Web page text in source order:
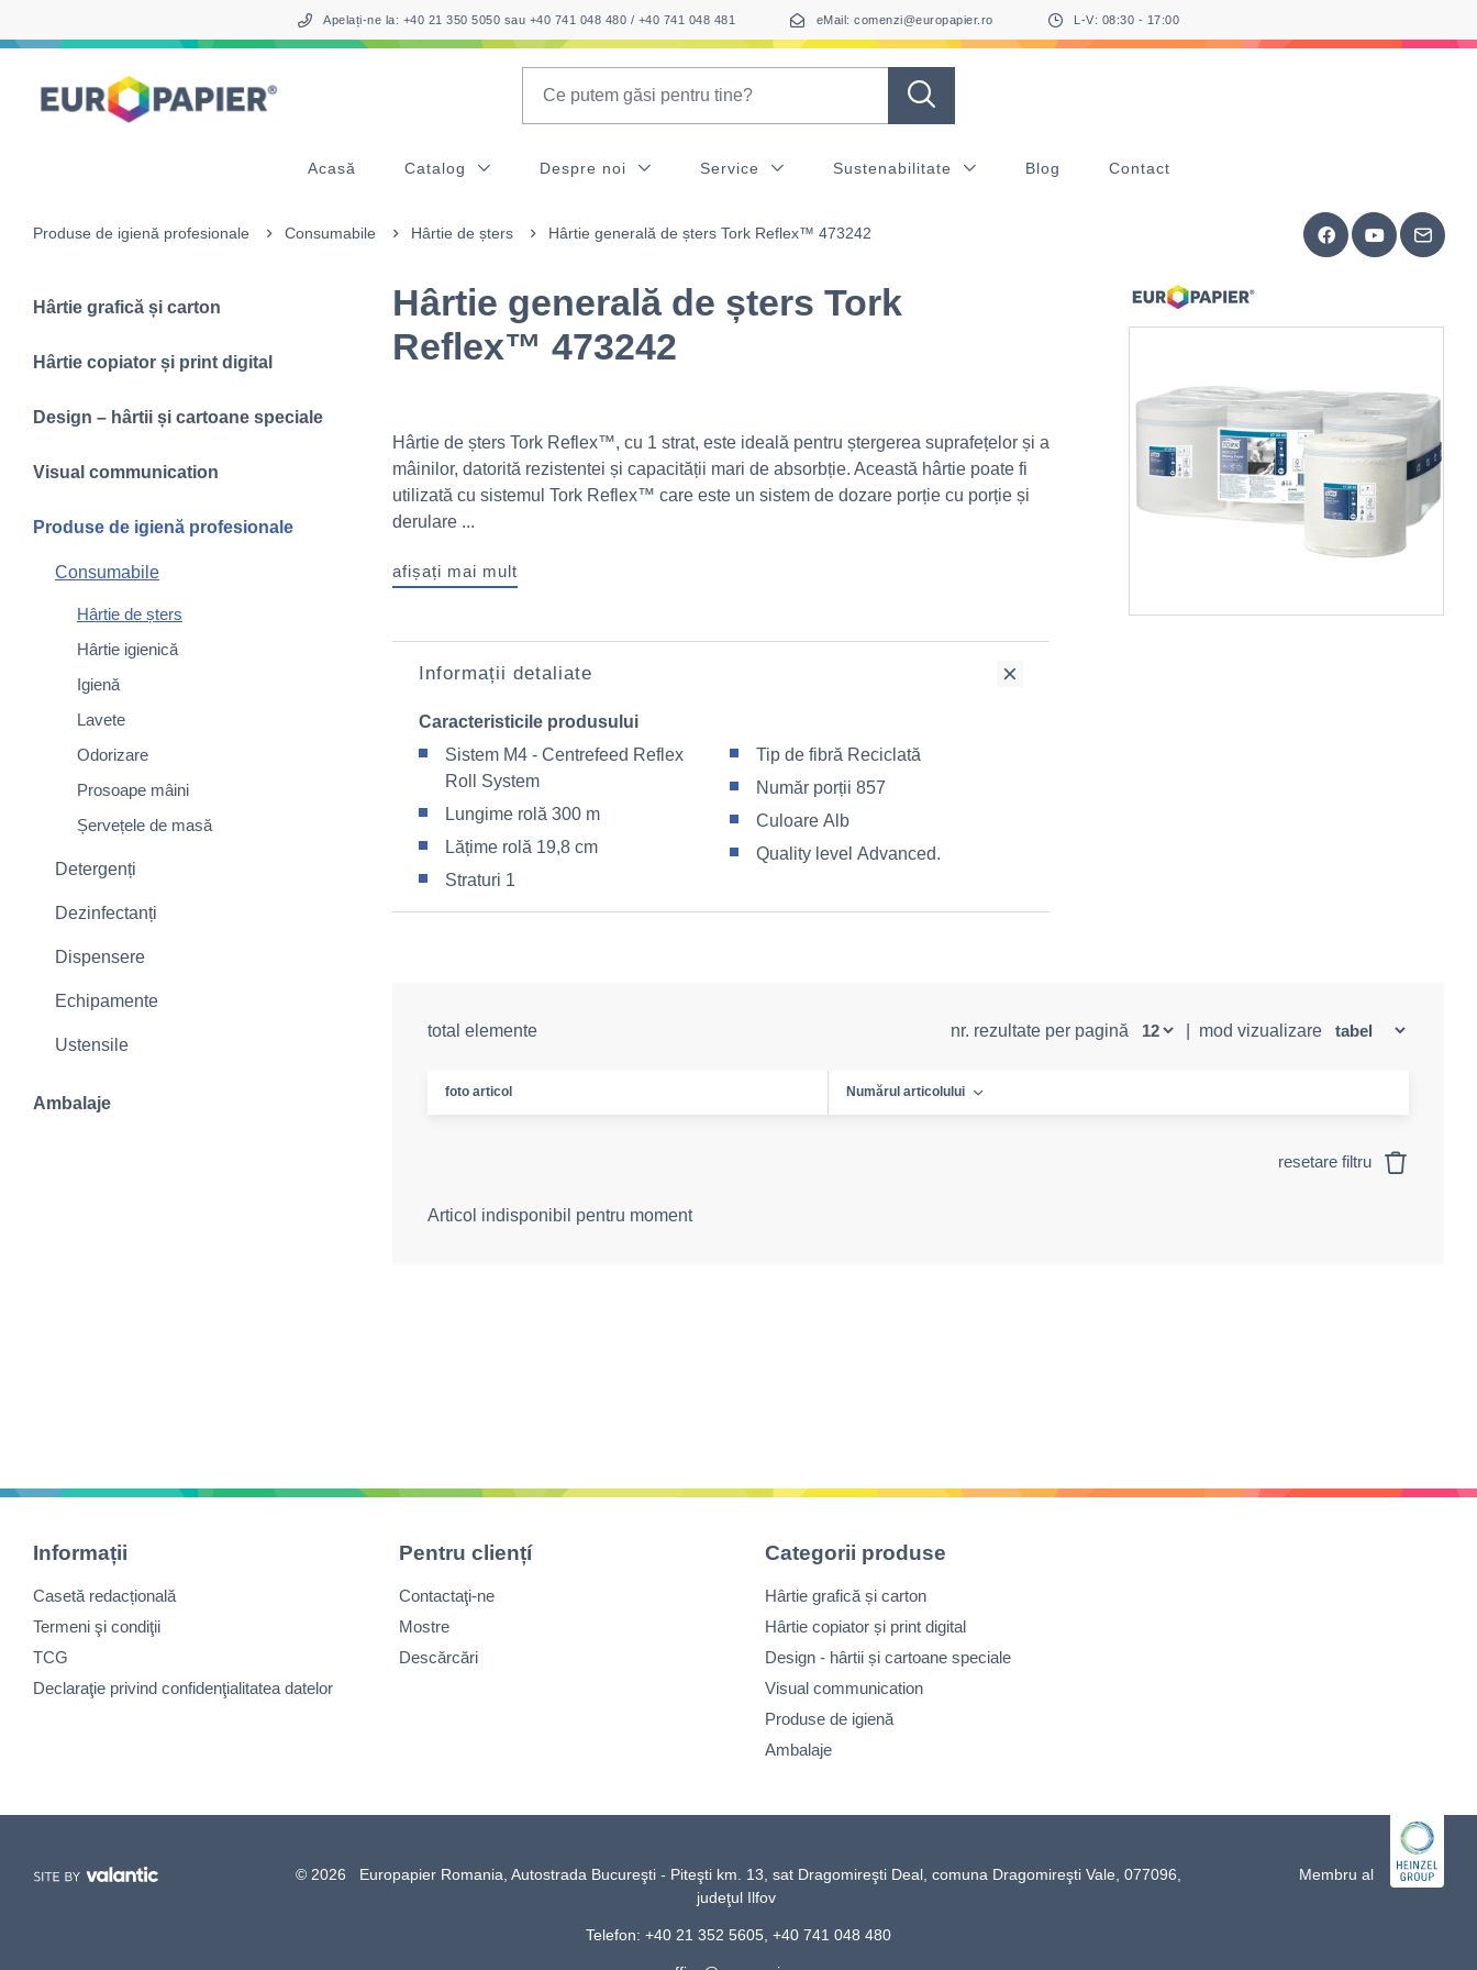
Apelați-ne la: +40 21 350 5050 sau +40 741 048 480 / +40 741 048 481 eMail: comenzi@europapier.ro L-V: 08:30 - 17:00
Acasă Catalog Despre noi Service Sustenabilitate Blog Contact
Produse de igienă profesionale Consumabile Hârtie de șters Hârtie generală de șters Tork Reflex™ 473242
Hârtie grafică și carton
Hârtie copiator și print digital
Design – hârtii și cartoane speciale
Visual communication
Produse de igienă profesionale
Consumabile
Hârtie de șters
Hârtie igienică
Igienă
Lavete
Odorizare
Prosoape mâini
Șervețele de masă
Detergenți
Dezinfectanți
Dispensere
Echipamente
Ustensile
Ambalaje
Hârtie generală de șters Tork
Reflex™ 473242
Hârtie de șters Tork Reflex™, cu 1 strat, este ideală pentru ștergerea suprafețelor și a
mâinilor, datorită rezistentei și capacității mari de absorbție. Această hârtie poate fi
utilizată cu sistemul Tork Reflex™ care este un sistem de dozare porție cu porție și
derulare ...
afișați mai mult
Informații detaliate
Caracteristicile produsului
Sistem M4 - Centrefeed Reflex
Roll System
Lungime rolă 300 m
Lățime rolă 19,8 cm
Straturi 1
Tip de fibră Reciclată
Număr porții 857
Culoare Alb
Quality level Advanced.
total elemente nr. rezultate per pagină mod vizualizare
foto articol Numărul articolului
resetare filtru
Articol indisponibil pentru moment
Informații
Casetă redacțională
Termeni şi condiţii
TCG
Declaraţie privind confidenţialitatea datelor
Pentru cliențí
Contactaţi-ne
Mostre
Descărcări
Categorii produse
Hârtie grafică și carton
Hârtie copiator și print digital
Design - hârtii și cartoane speciale
Visual communication
Produse de igienă
Ambalaje
© 2026 Europapier Romania, Autostrada Bucureşti - Piteşti km. 13, sat Dragomireşti Deal, comuna Dragomireşti Vale, 077096,
judeţul Ilfov
Telefon: +40 21 352 5605, +40 741 048 480
Membru al